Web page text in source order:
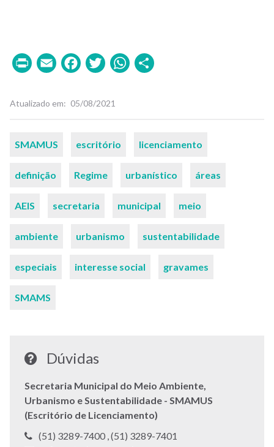
PrintEmailFacebook
TwitterWhatsApp
Atualizado em 05/08/2021
Palavras-
SMAMUS escritório licenciamento
definição Regime urbanístico áreas
AEIS secretaria municipal meio
ambiente urbanismo sustentabilidade
especiais interesse social gravames
SMAMS
Dúvidas
Secretaria Municipal do Meio Ambiente,
Urbanismo e Sustentabilidade - SMAMUS
(Escritório de Licenciamento)
Telefone:
(51) 3289-7400 ,Telefone:
(51) 3289-7401